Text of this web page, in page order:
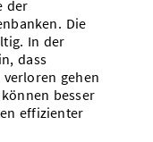
der
Die
In der
dass
gehen
besser
effizienter